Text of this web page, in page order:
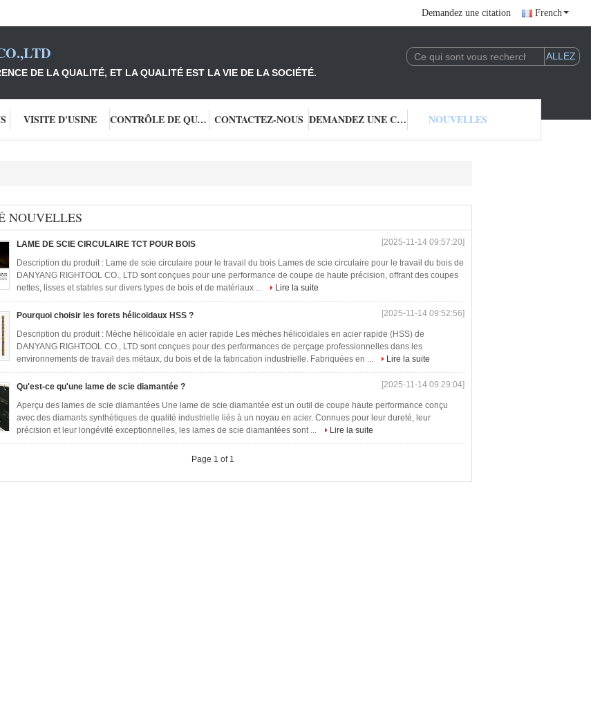
Demandez une citation French
DE LA QUALITÉ, ET LA QUALITÉ EST LA VIE DE LA SOCIÉTÉ.
VISITE D'USINE CONTRÔLE DE QUALITÉ CONTACTEZ-NOUS DEMANDEZ UNE CITATION NOUVELLES
NOUVELLES
LAME DE SCIE CIRCULAIRE TCT POUR BOIS [2025-11-14 09:57:20]
Description du produit : Lame de scie circulaire pour le travail du bois Lames de scie circulaire pour le travail du bois de
DANYANG RIGHTOOL CO., LTD sont conçues pour une performance de coupe de haute précision, offrant des coupes
nettes, lisses et stables sur divers types de bois et de matériaux ...
Lire la suite
Pourquoi choisir les forets hélicoïdaux HSS ? [2025-11-14 09:52:56]
Description du produit : Mèche hélicoïdale en acier rapide Les mèches hélicoïdales en acier rapide (HSS) de
DANYANG RIGHTOOL CO., LTD sont conçues pour des performances de perçage professionnelles dans les
environnements de travail des métaux, du bois et de la fabrication industrielle. Fabriquées en ...
Lire la suite
Qu'est-ce qu'une lame de scie diamantée ? [2025-11-14 09:29:04]
Aperçu des lames de scie diamantées Une lame de scie diamantée est un outil de coupe haute performance conçu
avec des diamants synthétiques de qualité industrielle liés à un noyau en acier. Connues pour leur dureté, leur
précision et leur longévité exceptionnelles, les lames de scie diamantées sont ...
Lire la suite
Page 1 of 1